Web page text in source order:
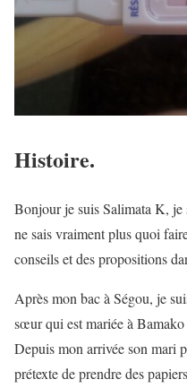
Histoire.
Bonjour je suis Salimata K, je
ne sais vraiment plus quoi
conseils et des propositions
Après mon bac à Ségou, je
sœur qui est mariée à
Depuis mon arrivée son mari
prétexte de prendre des